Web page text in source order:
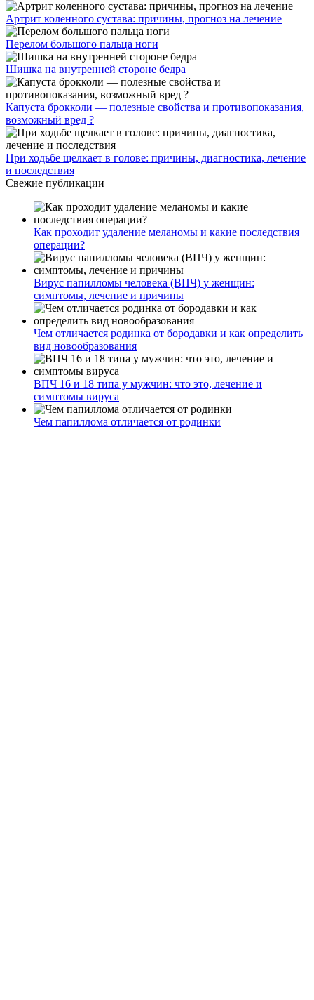
Артрит коленного сустава: причины, прогноз на лечение
Перелом большого пальца ноги
Шишка на внутренней стороне бедра
Капуста брокколи — полезные свойства и противопоказания,
возможный вред ?
При ходьбе щелкает в голове: причины, диагностика, лечение
и последствия
Свежие публикации
Как проходит удаление меланомы и какие последствия
операции?
Вирус папилломы человека (ВПЧ) у женщин:
симптомы, лечение и причины
Чем отличается родинка от бородавки и как определить
вид новообразования
ВПЧ 16 и 18 типа у мужчин: что это, лечение и
симптомы вируса
Чем папиллома отличается от родинки